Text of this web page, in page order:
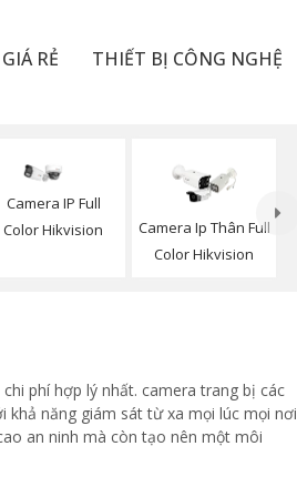
RẺ THIẾT BỊ CÔNG NGHỆ
Camera IP Full
Color Hikvision
Camera Ip Thân Full
Color Hikvision
phí hợp lý nhất. camera trang bị các
khả năng giám sát từ xa mọi lúc mọi nơi
an ninh mà còn tạo nên một môi